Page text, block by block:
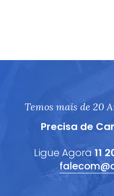
Temos mais de 20
Precisa de
Ligue Agora 11